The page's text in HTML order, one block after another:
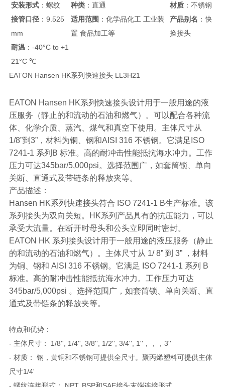
安装形式：螺纹 种类：直通 材质：不锈钢
接管口径：9.525
mm
适用范围 ：化学品化工 工业装
置 食品加工等
产品别名 ：快
换接头
耐温 ：-40°C to +1
21°C ℃
EATON Hansen HK系列快速接头 LL3H21
EATON Hansen HK系列快速接头设计用于一般用途的液
压服务（静止的和流动的石油和燃气）。可以配合各种流
体、化学介质、蒸汽、煤气和真空下使用。主体尺寸从
1/8”到3”，材料为铜、钢和AISI 316 不锈钢。它满足ISO
7241-1 系列B 标准。高的耐冲击性能抵抗海水冲力。工作
压力可达345bar/5,000psi。选择范围广，如套筒锁、单向
关断、直通式及带链条的释放夹等。
产品描述：
Hansen HK系列快速接头符合 ISO 7241-1 B生产标准。该
系列接头为双向关短。HK系列产品具有的抗压能力，可以
承受大流量。在断开时母头和公头立即同时密封。
EATON HK 系列接头设计用于一般用途的液压服务（静止
的和流动的石油和燃气）。主体尺寸从 1/ 8” 到 3” ，材料
为铜、钢和 AISI 316 不锈钢。它满足 ISO 7241-1 系列 B
标准。高的耐冲击性能抵抗海水冲力。工作压力可达
345bar/5,000psi 。选择范围广，如套筒锁、单向关断、直
通式及带链条的释放夹等。
特点和优势：
- 主体尺寸： 1/8'', 1/4'', 3/8'', 1/2'', 3/4'', 1''，，，3''
- 材质： 钢，黄铜和不锈钢可提供全尺寸。聚丙烯塑料可提供主体
尺寸1/4'
- 螺纹连接形式： NPT, BSP和SAE接头末端连接形式